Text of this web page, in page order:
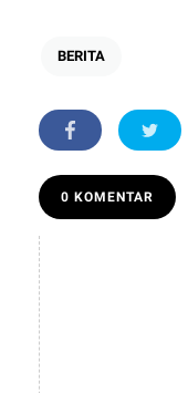
BERITA
0 KOMENTAR